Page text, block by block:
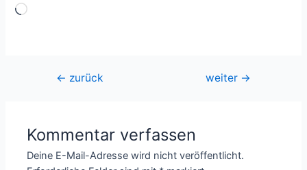
Wird
Beitragsnavigation
← zurück weiter →
Kommentar verfassen
Deine E-Mail-Adresse wird nicht veröffentlicht.